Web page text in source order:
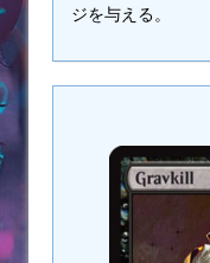
ジを与える。